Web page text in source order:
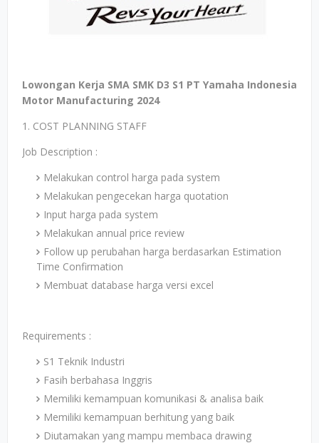
Lowongan Kerja SMA SMK D3 S1 PT Yamaha Indonesia
Motor Manufacturing 2024
1. COST PLANNING STAFF
Job Description :
Melakukan control harga pada system
Melakukan pengecekan harga quotation
Input harga pada system
Melakukan annual price review
Follow up perubahan harga berdasarkan Estimation
Time Confirmation
Membuat database harga versi excel
Requirements :
S1 Teknik Industri
Fasih berbahasa Inggris
Memiliki kemampuan komunikasi & analisa baik
Memiliki kemampuan berhitung yang baik
Diutamakan yang mampu membaca drawing